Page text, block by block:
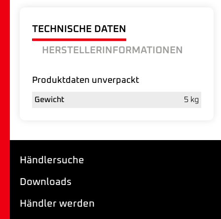
TECHNISCHE DATEN
HERSTELLERINFORMATIONEN
Produktdaten unverpackt
Gewicht 5 kg
Händlersuche
Downloads
Händler werden